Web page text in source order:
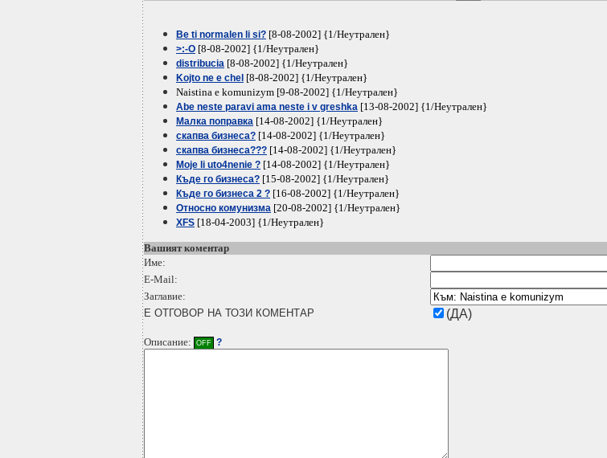
Be ti normalen li si? [8-08-2002] {1/Неутрален}
>:-O [8-08-2002] {1/Неутрален}
distribucia [8-08-2002] {1/Неутрален}
Kojto ne e chel [8-08-2002] {1/Неутрален}
Naistina e komunizym [9-08-2002] {1/Неутрален}
Abe neste paravi ama neste i v greshka [13-08-2002] {1/Неутрален}
Малка поправка [14-08-2002] {1/Неутрален}
скапва бизнеса? [14-08-2002] {1/Неутрален}
скапва бизнеса??? [14-08-2002] {1/Неутрален}
Moje li uto4nenie ? [14-08-2002] {1/Неутрален}
Къде го бизнеса? [15-08-2002] {1/Неутрален}
Къде го бизнеса 2 ? [16-08-2002] {1/Неутрален}
Относно комунизма [20-08-2002] {1/Неутрален}
XFS [18-04-2003] {1/Неутрален}
Вашият коментар
Име:
E-Mail:
Заглавие:
Е ОТГОВОР НА ТОЗИ КОМЕНТАР
(ДА)
Описание: OFF ?